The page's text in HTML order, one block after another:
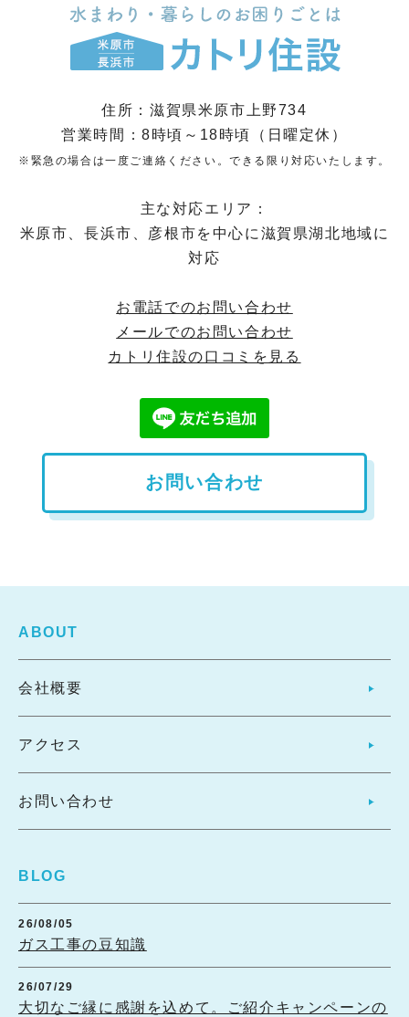
住所：滋賀県米原市上野734
営業時間：8時頃～18時頃（日曜定休）
※緊急の場合は一度ご連絡ください。できる限り対応いたします。
主な対応エリア：
米原市、長浜市、彦根市を中心に滋賀県湖北地域に
対応
お電話でのお問い合わせ
メールでのお問い合わせ
カトリ住設の口コミを見る
お問い合わせ
ABOUT
会社概要
アクセス
お問い合わせ
BLOG
26/08/05
ガス工事の豆知識
26/07/29
大切なご縁に感謝を込めて。ご紹介キャンペーンの